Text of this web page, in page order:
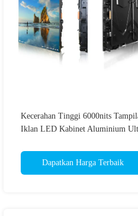
Kecerahan Tinggi 6000nits
Iklan LED Kabinet Aluminium
Dapatkan Harga Terbaik